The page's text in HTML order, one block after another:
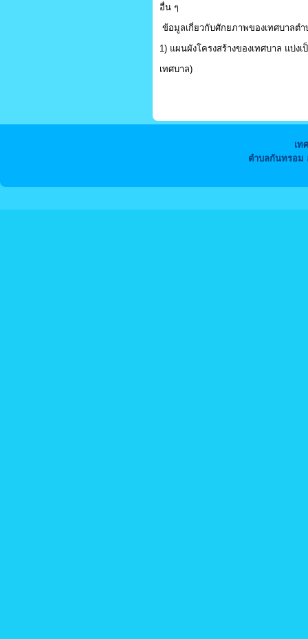
อื่น ๆ
ข้อมูลเกี่ยวกับศักยภาพของเทศบาลต
1) แผนผังโครงสร้างของเทศบาล แบ่
เทศบาล)
เท
ตำบลกันทรอม